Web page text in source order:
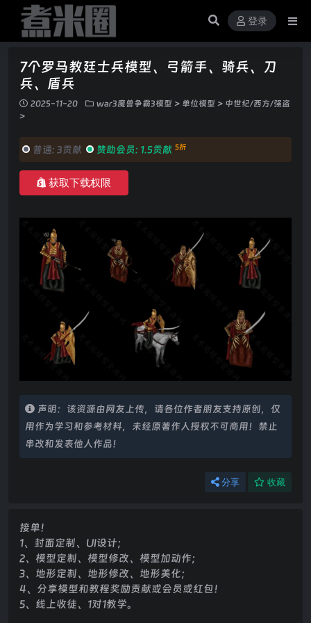
登录
7个罗马教廷士兵模型、弓箭手、骑兵、刀
兵、盾兵
2025-11-20 war3魔兽争霸3模型 > 单位模型 > 中世纪/西方/强盗
>
普通: 3贡献 赞助会员: 1.5贡献 5折
获取下载权限
声明：该资源由网友上传，请各位作者朋友支持原创，仅
用作为学习和参考材料，未经原著作人授权不可商用！禁止
串改和发表他人作品！
分享 收藏
接单！
1、封面定制、UI设计；
2、模型定制、模型修改、模型加动作；
3、地形定制、地形修改、地形美化；
4、分享模型和教程奖励贡献或会员或红包！
5、线上收徒、1对1教学。